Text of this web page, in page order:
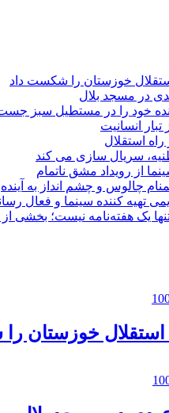
خوزستان را شکست داد
در مسجد بلال
آینده خود را در مستطیل سبز
انسانیت
راه استقلال
سریال سازی می کند
از رویداد مشق ناتمام
چالوس و چشم انداز به آینده
تهیه کننده سینما و فعال
یک هفته‌نامه نیست؛ بخشی
استقلال خوزستان